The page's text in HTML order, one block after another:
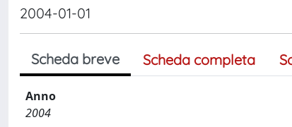
2004-01-01
Scheda breve Scheda completa
Anno
2004